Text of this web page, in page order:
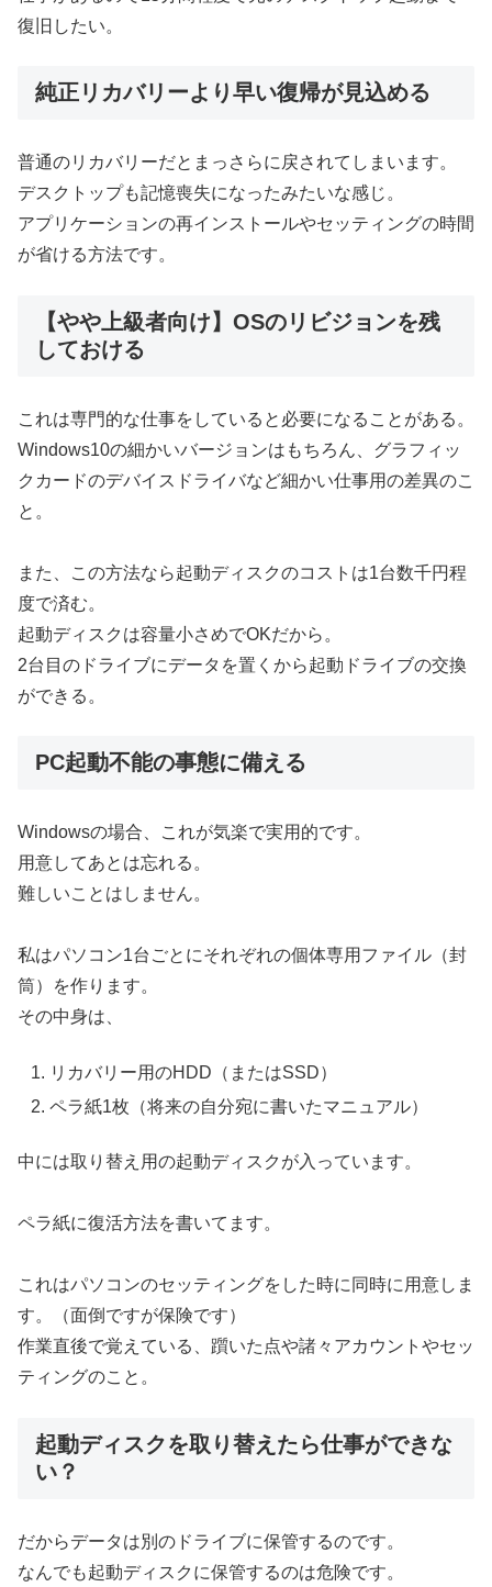
復旧したい。
純正リカバリーより早い復帰が見込める
普通のリカバリーだとまっさらに戻されてしまいます。
デスクトップも記憶喪失になったみたいな感じ。
アプリケーションの再インストールやセッティングの時間
が省ける方法です。
【やや上級者向け】OSのリビジョンを残
しておける
これは専門的な仕事をしていると必要になることがある。
Windows10の細かいバージョンはもちろん、グラフィッ
クカードのデバイスドライバなど細かい仕事用の差異のこ
と。
また、この方法なら起動ディスクのコストは1台数千円程
度で済む。
起動ディスクは容量小さめでOKだから。
2台目のドライブにデータを置くから起動ドライブの交換
ができる。
PC起動不能の事態に備える
Windowsの場合、これが気楽で実用的です。
用意してあとは忘れる。
難しいことはしません。
私はパソコン1台ごとにそれぞれの個体専用ファイル（封
筒）を作ります。
その中身は、
リカバリー用のHDD（またはSSD）
ペラ紙1枚（将来の自分宛に書いたマニュアル）
中には取り替え用の起動ディスクが入っています。
ペラ紙に復活方法を書いてます。
これはパソコンのセッティングをした時に同時に用意しま
す。（面倒ですが保険です）
作業直後で覚えている、躓いた点や諸々アカウントやセッ
ティングのこと。
起動ディスクを取り替えたら仕事ができな
い？
だからデータは別のドライブに保管するのです。
なんでも起動ディスクに保管するのは危険です。